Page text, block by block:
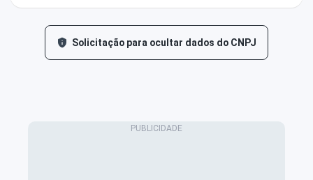
Solicitação para ocultar dados do CNPJ